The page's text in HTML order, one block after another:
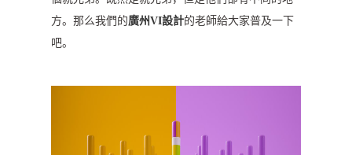
方。那么我們的廣州VI設計的老師給大家普及一下
吧。